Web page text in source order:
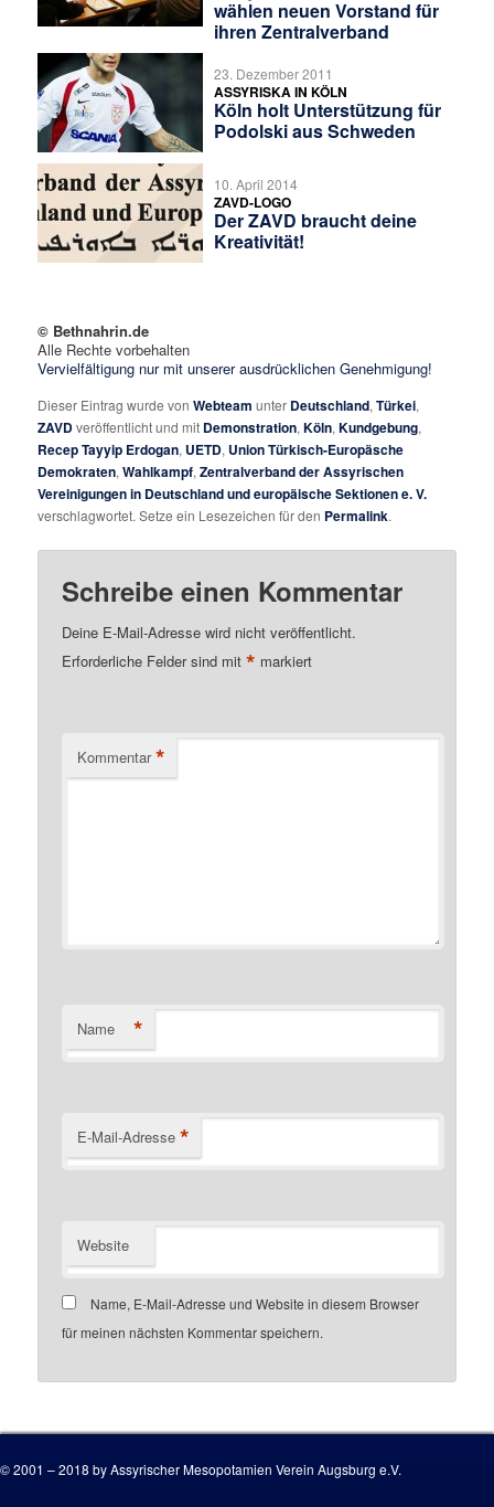
wählen neuen Vorstand für
ihren Zentralverband
23. Dezember 2011
ASSYRISKA IN KÖLN
Köln holt Unterstützung für
Podolski aus Schweden
10. April 2014
ZAVD-LOGO
Der ZAVD braucht deine
Kreativität!
© Bethnahrin.de
Alle Rechte vorbehalten
Vervielfältigung nur mit unserer ausdrücklichen Genehmigung!
Dieser Eintrag wurde vonWebteam unter Deutschland,Türkei,
ZAVDveröffentlicht und mit Demonstration,Köln,Kundgebung,
Recep Tayyip Erdogan, UETD, Union Türkisch-Europäsche
Demokraten,Wahlkampf,Zentralverband der Assyrischen
Vereinigungen in Deutschland und europäische Sektionen e. V.
verschlagwortet. Setze ein Lesezeichen für den Permalink.
Schreibe einen Kommentar
Deine E-Mail-Adresse wird nicht veröffentlicht.
Erforderliche Felder sind mit* markiert
Kommentar *
Name *
E-Mail-Adresse *
Website
Name, E-Mail-Adresse und Website in diesem Browser
für meinen nächsten Kommentar speichern.
© 2001 – 2018 by Assyrischer Mesopotamien Verein Augsburg e.V.